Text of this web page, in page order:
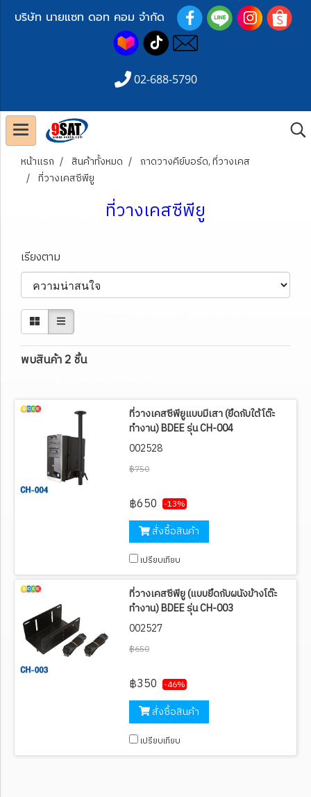
บริษัท นายแซท ดอท คอม จำกัด
02-688-5790
หน้าแรก สินค้าทั้งหมด
ถาดวางคีย์บอร์ด, ที่วางเคส
ที่วางเคสซีพียู
ที่วางเคสซีพียู
เรียงตาม
พบสินค้า 2 ชิ้น
ที่วางเคสซีพียูแบบมีเสา (ยึดกับใต้โต๊ะ
ทำงาน) BDEE รุ่น CH-004
002528
฿750
฿650 -13%
สั่งซื้อสินค้า
เปรียบเทียบ
ที่วางเคสซีพียู (แบบยึดกับผนังข้างโต๊ะ
ทำงาน) BDEE รุ่น CH-003
002527
฿650
฿350 -46%
สั่งซื้อสินค้า
เปรียบเทียบ